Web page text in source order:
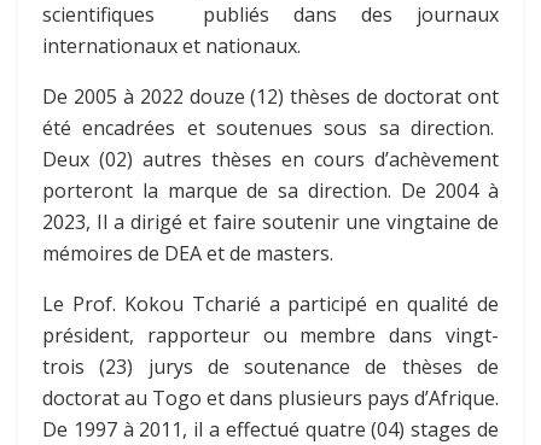
scientifiques publiés dans des journaux
internationaux et nationaux.
De 2005 à 2022 douze (12) thèses de doctorat ont
été encadrées et soutenues sous sa direction.
Deux (02) autres thèses en cours d’achèvement
porteront la marque de sa direction. De 2004 à
2023, Il a dirigé et faire soutenir une vingtaine de
mémoires de DEA et de masters.
Le Prof. Kokou Tcharié a participé en qualité de
président, rapporteur ou membre dans vingt-
trois (23) jurys de soutenance de thèses de
doctorat au Togo et dans plusieurs pays d’Afrique.
De 1997 à 2011, il a effectué quatre (04) stages de